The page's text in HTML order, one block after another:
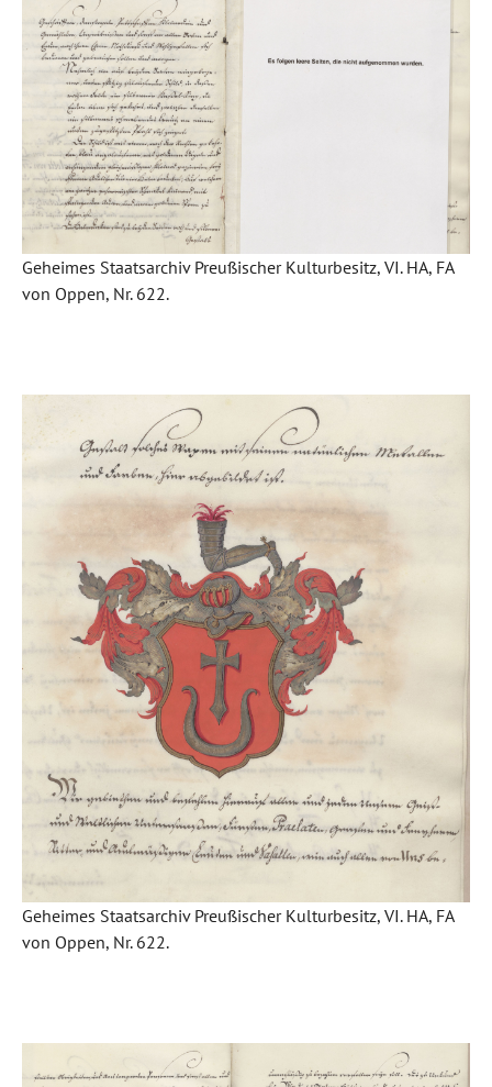
Geheimes Staatsarchiv Preußischer Kulturbesitz, VI. HA, FA
von Oppen, Nr. 622.
Geheimes Staatsarchiv Preußischer Kulturbesitz, VI. HA, FA
von Oppen, Nr. 622.